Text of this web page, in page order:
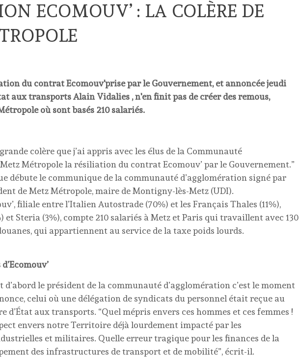
ECOMOUV’ : LA COLÈRE DE
du contrat Ecomouv'prise par le Gouvernement, et annoncée jeudi
aux transports Alain Vidalies , n'en finit pas de créer des remous,
où sont basés 210 salariés.
colère que j’ai appris avec les élus de la Communauté
Métropole la résiliation du contrat Ecomouv’ par le Gouvernement.”
débute le communique de la communauté d’agglomération signé par
de Metz Métropole, maire de Montigny-lès-Metz (UDI).
filiale entre l’Italien Autostrade (70%) et les Français Thales (11%),
et Steria (3%), compte 210 salariés à Metz et Paris qui travaillent avec 130
qui appartiennent au service de la taxe poids lourds.
d’abord le président de la communauté d’agglomération c’est le moment
celui où une délégation de syndicats du personnel était reçue au
d’État aux transports. “Quel mépris envers ces hommes et ces femmes !
envers notre Territoire déjà lourdement impacté par les
et militaires. Quelle erreur tragique pour les finances de la
des infrastructures de transport et de mobilité”, écrit-il.